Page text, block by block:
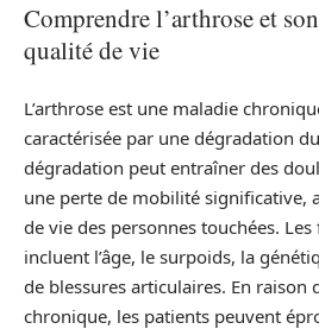
Comprendre l’arthrose et
qualité de vie
L’arthrose est une maladie
caractérisée par une dégradation
dégradation peut entraîner des
une perte de mobilité significative,
de vie des personnes touchées.
incluent l’âge, le surpoids, la
de blessures articulaires. En raison
chronique, les patients peuvent